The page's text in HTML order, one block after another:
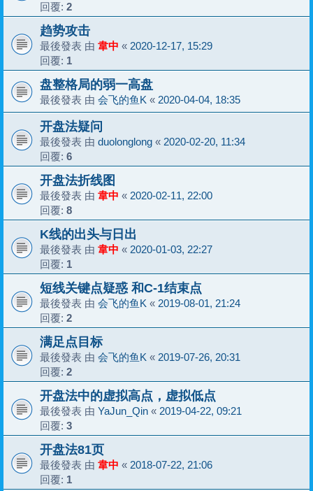
回覆: 2
趋势攻击
最後發表 由 韋中 « 2020-12-17, 15:29
回覆: 1
盘整格局的弱一高盘
最後發表 由 会飞的鱼K « 2020-04-04, 18:35
开盘法疑问
最後發表 由 duolonglong « 2020-02-20, 11:34
回覆: 6
开盘法折线图
最後發表 由 韋中 « 2020-02-11, 22:00
回覆: 8
K线的出头与日出
最後發表 由 韋中 « 2020-01-03, 22:27
回覆: 1
短线关键点疑惑 和C-1结束点
最後發表 由 会飞的鱼K « 2019-08-01, 21:24
回覆: 2
满足点目标
最後發表 由 会飞的鱼K « 2019-07-26, 20:31
回覆: 2
开盘法中的虚拟高点，虚拟低点
最後發表 由 YaJun_Qin « 2019-04-22, 09:21
回覆: 3
开盘法81页
最後發表 由 韋中 « 2018-07-22, 21:06
回覆: 1